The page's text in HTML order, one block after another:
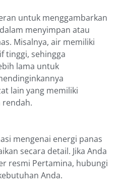
untuk menggambarkan
menyimpan atau
Misalnya, air memiliki
tinggi, sehingga
lama untuk
lain yang memiliki
rendah.
mengenai energi panas
secara detail. Jika Anda
resmi Pertamina, hubungi
Anda.